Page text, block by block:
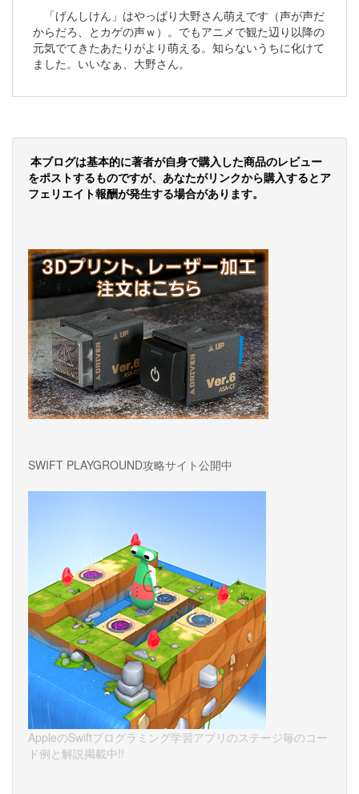
「げんしけん」はやっぱり大野さん萌えです（声が声だ
からだろ、とカゲの声ｗ）。でもアニメで観た辺り以降の
元気でてきたあたりがより萌える。知らないうちに化けて
ました。いいなぁ、大野さん。
本ブログは基本的に著者が自身で購入した商品のレビュー
をポストするものですが、あなたがリンクから購入するとア
フェリエイト報酬が発生する場合があります。
SWIFT PLAYGROUND攻略サイト公開中
AppleのSwiftプログラミング学習アプリのステージ毎のコー
ド例と解説掲載中!!